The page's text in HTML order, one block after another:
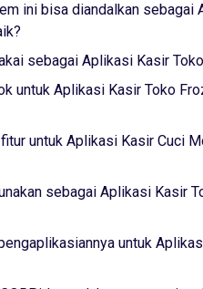
ini bisa diandalkan sebagai
sebagai Aplikasi Kasir
untuk Aplikasi Kasir Toko
untuk Aplikasi Kasir Cuci
sebagai Aplikasi Kasir
untuk